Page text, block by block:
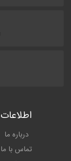
اطلاعات
درباره ما
تماس با ما